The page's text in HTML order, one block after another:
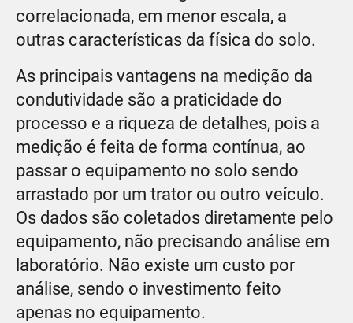
correlacionada, em menor escala, a
outras características da física do solo.
As principais vantagens na medição da
condutividade são a praticidade do
processo e a riqueza de detalhes, pois a
medição é feita de forma contínua, ao
passar o equipamento no solo sendo
arrastado por um trator ou outro veículo.
Os dados são coletados diretamente pelo
equipamento, não precisando análise em
laboratório. Não existe um custo por
análise, sendo o investimento feito
apenas no equipamento.